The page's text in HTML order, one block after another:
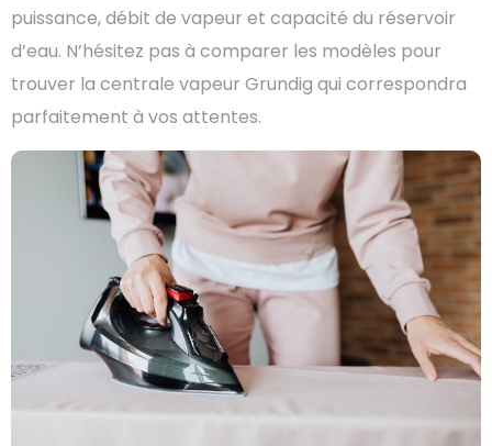
puissance, débit de vapeur et capacité du réservoir
d’eau. N’hésitez pas à comparer les modèles pour
trouver la centrale vapeur Grundig qui correspondra
parfaitement à vos attentes.